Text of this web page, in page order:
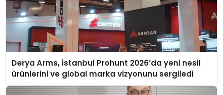
Derya Arms, İstanbul Prohunt 2026’da yeni nesil
ürünlerini ve global marka vizyonunu sergiledi